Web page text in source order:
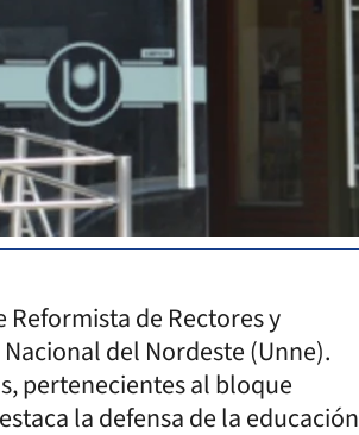
de Rectores y
del Nordeste (Unne).
pertenecientes al bloque
la defensa de la educación